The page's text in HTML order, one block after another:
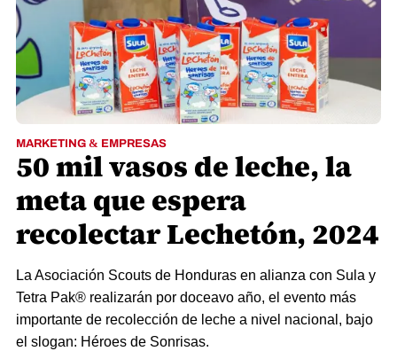
MARKETING & EMPRESAS
50 mil vasos de leche, la
meta que espera
recolectar Lechetón, 2024
La Asociación Scouts de Honduras en alianza con Sula y
Tetra Pak® realizarán por doceavo año, el evento más
importante de recolección de leche a nivel nacional, bajo
el slogan: Héroes de Sonrisas.